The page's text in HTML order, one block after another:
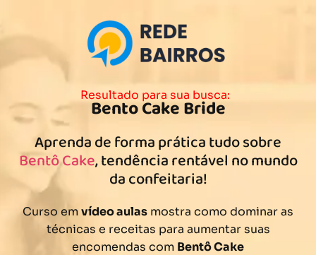
Resultado para sua busca:
Bento Cake Bride
Aprenda de forma prática tudo sobre
Bentô Cake, tendência rentável no mundo
da confeitaria!
Curso emvídeo aulas mostra como dominar as
técnicas e receitas para aumentar suas
encomendas com Bentô Cake